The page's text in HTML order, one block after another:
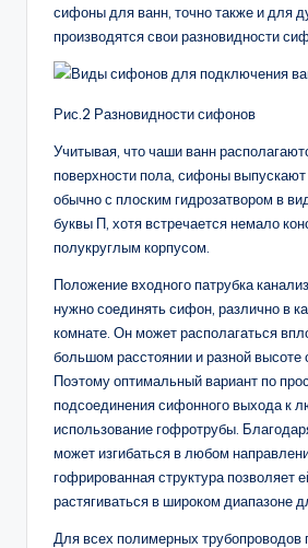
сифоны для ванн, точно также и для
производятся свои разновидности
Рис.2 Разновидности сифонов
Учитывая, что чаши ванн
поверхности пола, сифоны
обычно с плоским гидрозатвором в
буквы П, хотя встречается немало
полукруглым корпусом.
Положение входного патрубка
нужно соединять сифон, различно в
комнате. Он может располагаться
большом расстоянии и разной высоте
Поэтому оптимальный вариант по
подсоединения сифонного выхода к
использование гофротрубы.
может изгибаться в любом
гофрированная структура позволяет
растягиваться в широком диапазоне
Для всех полимерных трубопроводов